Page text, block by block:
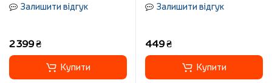
Залишити відгук
2 399 ₴
Купити
Залишити відгук
449 ₴
Купити